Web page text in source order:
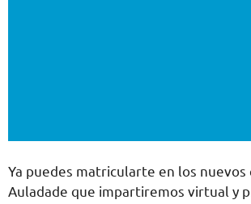
Ya puedes matricularte en los nuevos
Auladade que impartiremos virtual y